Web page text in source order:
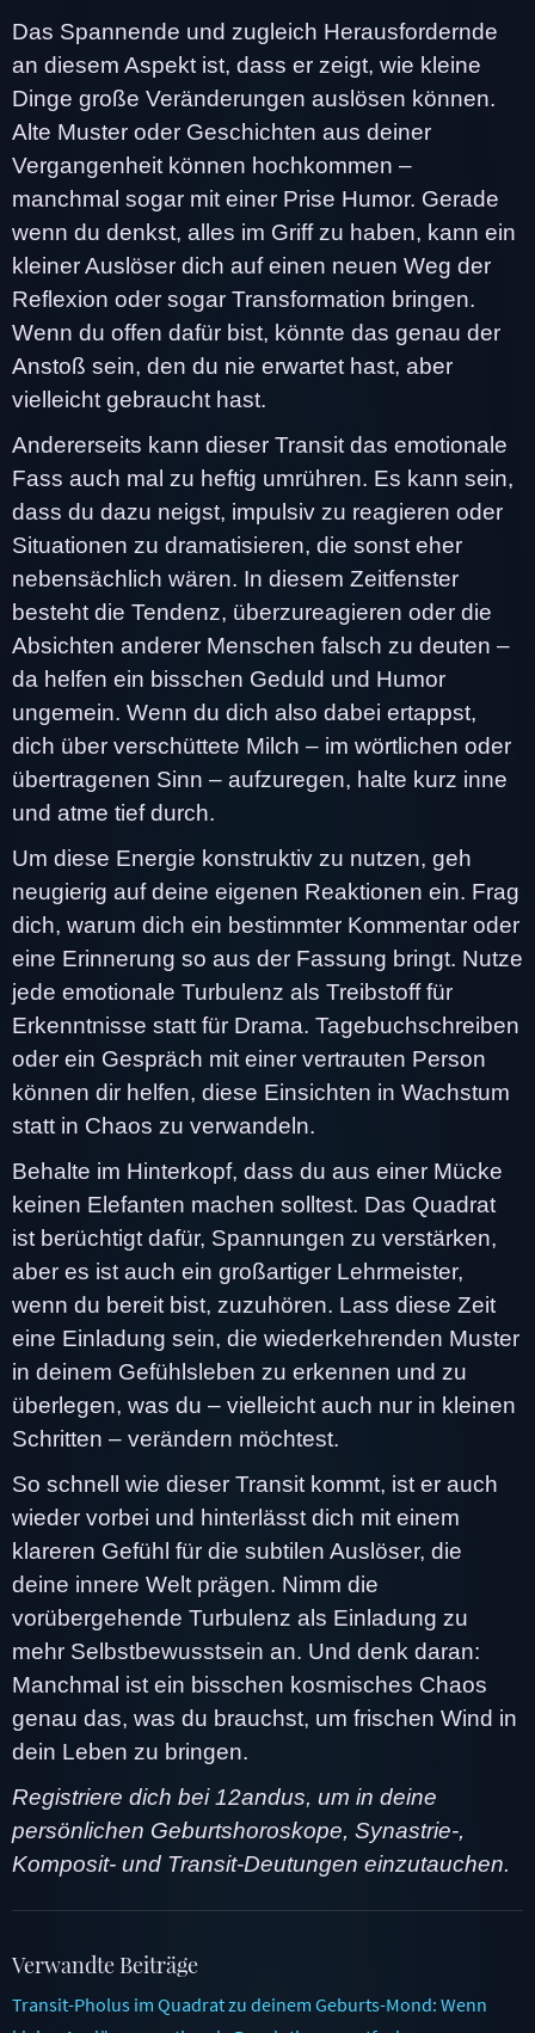
Das Spannende und zugleich Herausfordernde
an diesem Aspekt ist, dass er zeigt, wie kleine
Dinge große Veränderungen auslösen können.
Alte Muster oder Geschichten aus deiner
Vergangenheit können hochkommen –
manchmal sogar mit einer Prise Humor. Gerade
wenn du denkst, alles im Griff zu haben, kann ein
kleiner Auslöser dich auf einen neuen Weg der
Reflexion oder sogar Transformation bringen.
Wenn du offen dafür bist, könnte das genau der
Anstoß sein, den du nie erwartet hast, aber
vielleicht gebraucht hast.
Andererseits kann dieser Transit das emotionale
Fass auch mal zu heftig umrühren. Es kann sein,
dass du dazu neigst, impulsiv zu reagieren oder
Situationen zu dramatisieren, die sonst eher
nebensächlich wären. In diesem Zeitfenster
besteht die Tendenz, überzureagieren oder die
Absichten anderer Menschen falsch zu deuten –
da helfen ein bisschen Geduld und Humor
ungemein. Wenn du dich also dabei ertappst,
dich über verschüttete Milch – im wörtlichen oder
übertragenen Sinn – aufzuregen, halte kurz inne
und atme tief durch.
Um diese Energie konstruktiv zu nutzen, geh
neugierig auf deine eigenen Reaktionen ein. Frag
dich, warum dich ein bestimmter Kommentar oder
eine Erinnerung so aus der Fassung bringt. Nutze
jede emotionale Turbulenz als Treibstoff für
Erkenntnisse statt für Drama. Tagebuchschreiben
oder ein Gespräch mit einer vertrauten Person
können dir helfen, diese Einsichten in Wachstum
statt in Chaos zu verwandeln.
Behalte im Hinterkopf, dass du aus einer Mücke
keinen Elefanten machen solltest. Das Quadrat
ist berüchtigt dafür, Spannungen zu verstärken,
aber es ist auch ein großartiger Lehrmeister,
wenn du bereit bist, zuzuhören. Lass diese Zeit
eine Einladung sein, die wiederkehrenden Muster
in deinem Gefühlsleben zu erkennen und zu
überlegen, was du – vielleicht auch nur in kleinen
Schritten – verändern möchtest.
So schnell wie dieser Transit kommt, ist er auch
wieder vorbei und hinterlässt dich mit einem
klareren Gefühl für die subtilen Auslöser, die
deine innere Welt prägen. Nimm die
vorübergehende Turbulenz als Einladung zu
mehr Selbstbewusstsein an. Und denk daran:
Manchmal ist ein bisschen kosmisches Chaos
genau das, was du brauchst, um frischen Wind in
dein Leben zu bringen.
Registriere dich bei 12andus, um in deine
persönlichen Geburtshoroskope, Synastrie-,
Komposit- und Transit-Deutungen einzutauchen.
Verwandte Beiträge
Transit-Pholus im Quadrat zu deinem Geburts-Mond: Wenn